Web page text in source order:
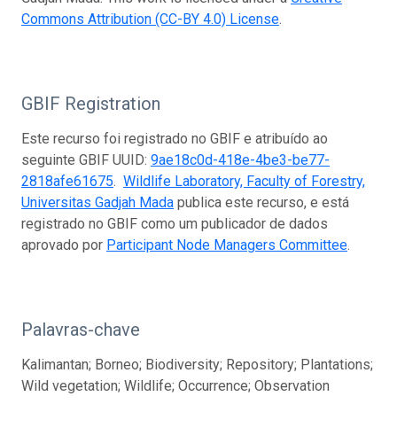
Commons Attribution (CC-BY 4.0) License.
GBIF Registration
Este recurso foi registrado no GBIF e atribuído ao
seguinte GBIF UUID: 9ae18c0d-418e-4be3-be77-
2818afe61675. Wildlife Laboratory, Faculty of Forestry,
Universitas Gadjah Mada publica este recurso, e está
registrado no GBIF como um publicador de dados
aprovado por Participant Node Managers Committee.
Palavras-chave
Kalimantan; Borneo; Biodiversity; Repository; Plantations;
Wild vegetation; Wildlife; Occurrence; Observation